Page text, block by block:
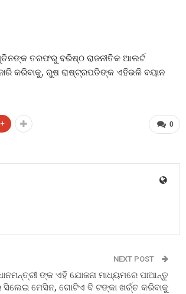
ତରଫରୁ ବରିଷ୍ଠ ରାଜନୀତିକ ଆଲର୍ଟ
କରିବାକୁ, ରୁଷ ରାଷ୍ଟ୍ରପତିଙ୍କ ଏହିଭଳି ବୟାନ
0
NEXT POST
ଙ୍କ ଏହି ଯୋଜନା ମାଧ୍ୟମରେ ପାଆନ୍ତୁ
ମେସିନ, ଗୋଟିଏ ବି ଟଙ୍କା ଖର୍ଚ୍ଚ କରିବାକୁ